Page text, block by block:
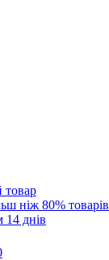
товар
ніж 80% товарів
14 днів